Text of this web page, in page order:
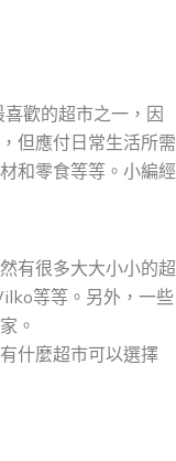
歡的超市之一，因
但應付日常生活所需
和零食等等。小編經
有很多大大小小的超
等等。另外，一些
。
什麼超市可以選擇